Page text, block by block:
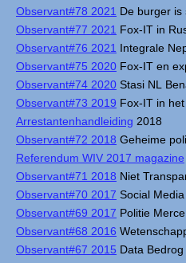
Observant#78 2021 De burger is
Observant#77 2021 Fox-IT in
Observant#76 2021 Integrale
Observant#75 2020 Fox-IT en
Observant#74 2020 Stasi NL
Observant#73 2019 Fox-IT in
Arrestantenhandleiding 2018
Observant#72 2018 Geheime
Referendum WIV 2017 magazine
Observant#71 2018 Niet
Observant#70 2017 Social
Observant#69 2017 Politie
Observant#68 2016
Observant#67 2015 Data Bedrog